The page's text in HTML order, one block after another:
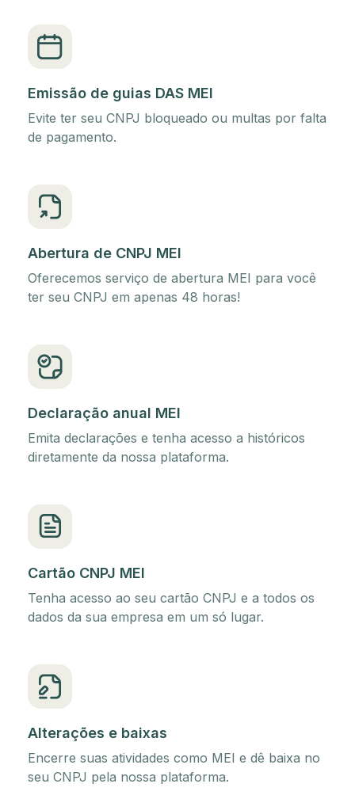
Emissão de guias DAS MEI
Evite ter seu CNPJ bloqueado ou multas por falta
de pagamento.
Abertura de CNPJ MEI
Oferecemos serviço de abertura MEI para você
ter seu CNPJ em apenas 48 horas!
Declaração anual MEI
Emita declarações e tenha acesso a históricos
diretamente da nossa plataforma.
Cartão CNPJ MEI
Tenha acesso ao seu cartão CNPJ e a todos os
dados da sua empresa em um só lugar.
Alterações e baixas
Encerre suas atividades como MEI e dê baixa no
seu CNPJ pela nossa plataforma.